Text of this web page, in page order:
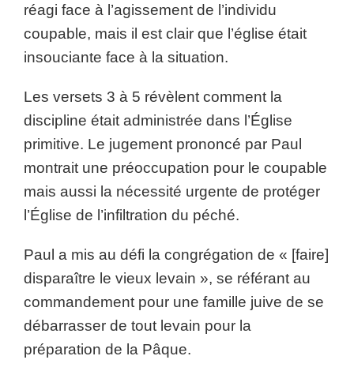
réagi face à l’agissement de l’individu
coupable, mais il est clair que l’église était
insouciante face à la situation.
Les versets 3 à 5 révèlent comment la
discipline était administrée dans l’Église
primitive. Le jugement prononcé par Paul
montrait une préoccupation pour le coupable
mais aussi la nécessité urgente de protéger
l’Église de l’infiltration du péché.
Paul a mis au défi la congrégation de « [faire]
disparaître le vieux levain », se référant au
commandement pour une famille juive de se
débarrasser de tout levain pour la
préparation de la Pâque.